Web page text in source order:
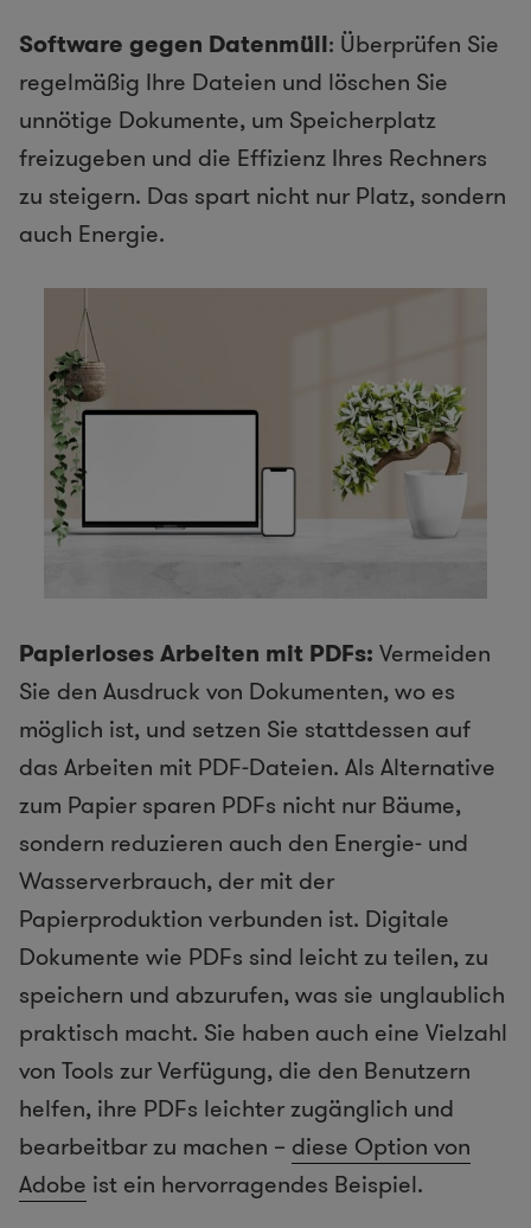
Software gegen Datenmüll: Überprüfen Sie
regelmäßig Ihre Dateien und löschen Sie
unnötige Dokumente, um Speicherplatz
freizugeben und die Effizienz Ihres Rechners
zu steigern. Das spart nicht nur Platz, sondern
auch Energie.
Papierloses Arbeiten mit PDFs: Vermeiden
Sie den Ausdruck von Dokumenten, wo es
möglich ist, und setzen Sie stattdessen auf
das Arbeiten mit PDF-Dateien. Als Alternative
zum Papier sparen PDFs nicht nur Bäume,
sondern reduzieren auch den Energie- und
Wasserverbrauch, der mit der
Papierproduktion verbunden ist. Digitale
Dokumente wie PDFs sind leicht zu teilen, zu
speichern und abzurufen, was sie unglaublich
praktisch macht. Sie haben auch eine Vielzahl
von Tools zur Verfügung, die den Benutzern
helfen, ihre PDFs leichter zugänglich und
bearbeitbar zu machen – diese Option von
Adobe ist ein hervorragendes Beispiel.